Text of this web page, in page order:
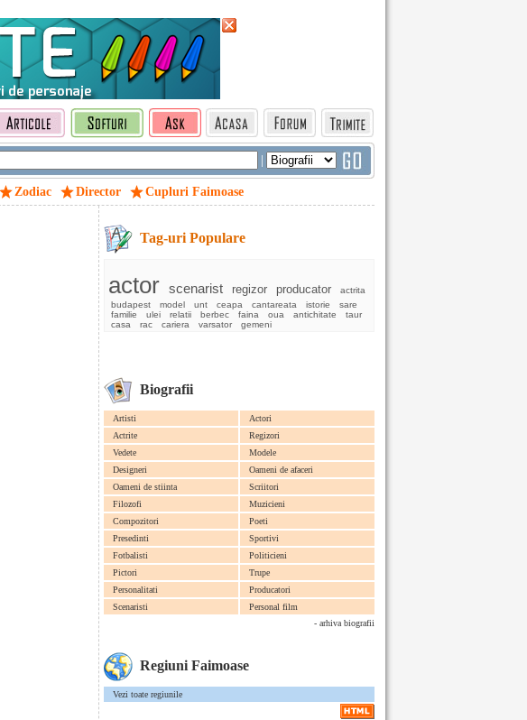
|
Zodiac Director Cupluri Faimoase
Tag-uri Populare
actor scenarist regizor producator
actrita
budapest
model unt ceapa cantareata istorie
sare
familie
ulei relatii berbec faina oua antichitate
taur
casa
rac cariera varsator gemeni
Biografii
Artisti
Actori
Actrite
Regizori
Vedete
Modele
Designeri
Oameni de afaceri
Oameni de stiinta
Scriitori
Filozofi
Muzicieni
Compozitori
Poeti
Presedinti
Sportivi
Fotbalisti
Politicieni
Pictori
Trupe
Personalitati
Producatori
Scenaristi
Personal film
- arhiva biografii
Regiuni Faimoase
Vezi toate regiunile